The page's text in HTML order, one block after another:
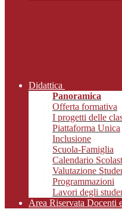
Didattica
Panoramica
Offerta formativa
I progetti delle
Piattaforma Unica
Inclusione
Scuola-Famiglia
Calendario
Valutazione
Programmazioni
Lavori degli
Area Riservata Docenti